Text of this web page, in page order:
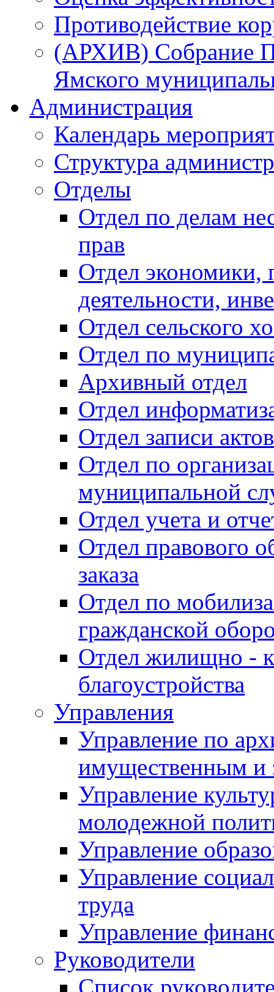
Противодействие
(АРХИВ) Собрание
Ямского
Администрация
Календарь
Структура
Отделы
Отдел по делам
прав
Отдел экономики,
деятельности,
Отдел сельского
Отдел по
Архивный отдел
Отдел
Отдел записи
Отдел по
муниципальной
Отдел учета и
Отдел правового
заказа
Отдел по
гражданской
Отдел жилищно -
благоустройства
Управления
Управление по
имущественным и
Управление
молодежной
Управление
Управление
труда
Управление
Руководители